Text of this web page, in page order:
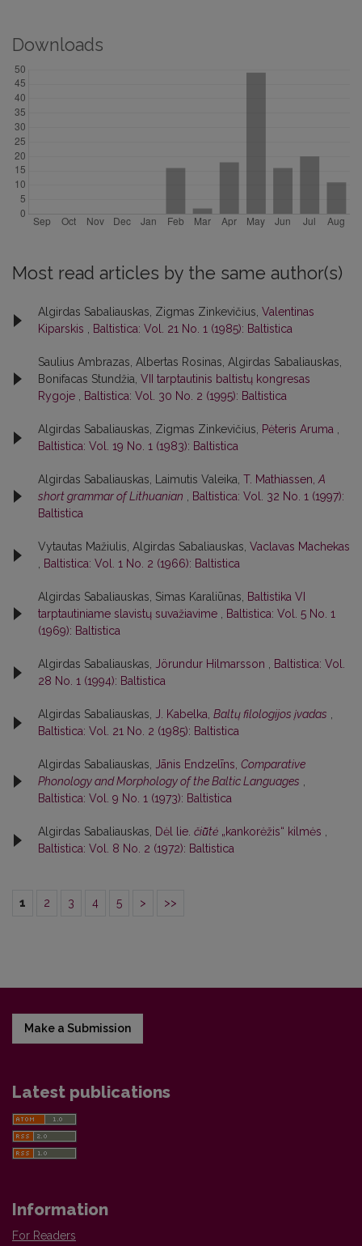
Downloads
Most read articles by the same author(s)
Algirdas Sabaliauskas, Zigmas Zinkevičius, Valentinas
Kiparskis
Baltistica: Vol. 21 No. 1 (1985): Baltistica
Saulius Ambrazas, Albertas Rosinas, Algirdas Sabaliauskas,
Bonifacas Stundžia, VII tarptautinis baltistų kongresas
Rygoje
Baltistica: Vol. 30 No. 2 (1995): Baltistica
Algirdas Sabaliauskas, Zigmas Zinkevičius, Pėteris Aruma
Baltistica: Vol. 19 No. 1 (1983): Baltistica
Algirdas Sabaliauskas, Laimutis Valeika, T. Mathiassen, A
short grammar of Lithuanian
Baltistica: Vol. 32 No. 1 (1997):
Baltistica
Vytautas Mažiulis, Algirdas Sabaliauskas, Vaclavas Machekas
Baltistica: Vol. 1 No. 2 (1966): Baltistica
Algirdas Sabaliauskas, Simas Karaliūnas,
Baltistika VI
tarptautiniame slavistų suvažiavime
Baltistica: Vol. 5 No. 1
(1969): Baltistica
Algirdas Sabaliauskas, Jörundur Hilmarsson
Baltistica: Vol.
28 No. 1 (1994): Baltistica
Algirdas Sabaliauskas, J. Kabelka, Baltų filologijos įvadas
Baltistica: Vol. 21 No. 2 (1985): Baltistica
Algirdas Sabaliauskas, Jānis Endzelīns, Comparative
Phonology and Morphology of the Baltic Languages
Baltistica: Vol. 9 No. 1 (1973): Baltistica
Algirdas Sabaliauskas, Dėl lie. čiū̃tė „kankorėžis“ kilmės
Baltistica: Vol. 8 No. 2 (1972): Baltistica
1 2 3 4 5 > >>
Make a Submission
Latest publications
Information
For Readers